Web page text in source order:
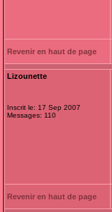
Revenir en haut de page
Lizounette
Inscrit le: 17 Sep 2007
Messages: 110
Revenir en haut de page